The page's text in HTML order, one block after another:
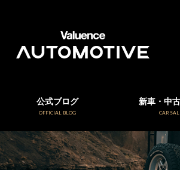
公式ブログ
OFFICIAL BLOG
新車・中
CAR